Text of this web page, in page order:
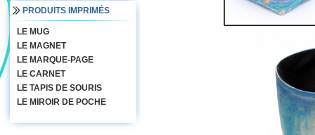
PRODUITS IMPRIMÉS
LE MUG
LE MAGNET
LE MARQUE-PAGE
LE CARNET
LE TAPIS DE SOURIS
LE MIROIR DE POCHE